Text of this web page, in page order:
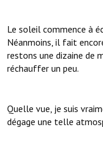
Le soleil commence à
Néanmoins, il fait
restons une dizaine de
réchauffer un peu.
Quelle vue, je suis
dégage une telle